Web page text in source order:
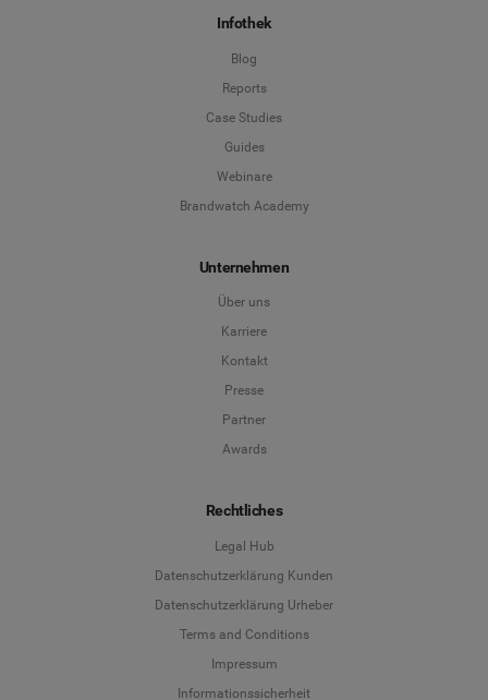
Infothek
Blog
Reports
Case Studies
Guides
Webinare
Brandwatch Academy
Unternehmen
Über uns
Karriere
Kontakt
Presse
Partner
Awards
Rechtliches
Legal Hub
Datenschutzerklärung Kunden
Datenschutzerklärung Urheber
Terms and Conditions
Impressum
Informationssicherheit